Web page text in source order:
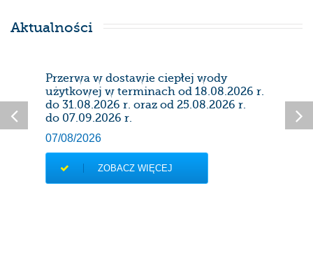
Aktualności
Przerwa w dostawie ciepłej wody
użytkowej w terminach od 18.08.2026 r.
do 31.08.2026 r. oraz od 25.08.2026 r.
do 07.09.2026 r.
07/08/2026
ZOBACZ WIĘCEJ